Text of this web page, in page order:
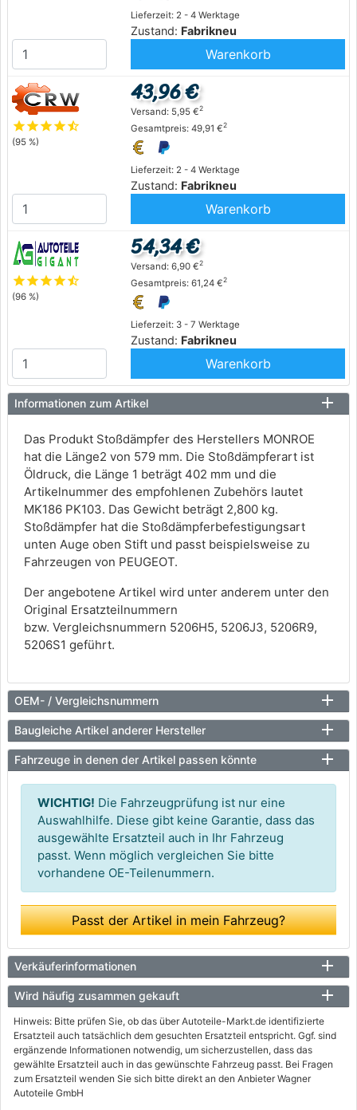
Lieferzeit: 2 - 4 Werktage
Zustand: Fabrikneu
Warenkorb
starstarstarstarstar_half
(95 %)
Lieferzeit: 2 - 4 Werktage
Zustand: Fabrikneu
43,96 €
Versand: 5,95 €2
Gesamtpreis: 49,91 €2
Warenkorb
starstarstarstarstar_half
(96 %)
Lieferzeit: 3 - 7 Werktage
Zustand: Fabrikneu
54,34 €
Versand: 6,90 €2
Gesamtpreis: 61,24 €2
Warenkorb
Informationen zum Artikel
Das Produkt Stoßdämpfer des Herstellers MONROE
hat die Länge2 von 579 mm. Die Stoßdämpferart ist
Öldruck, die Länge 1 beträgt 402 mm und die
Artikelnummer des empfohlenen Zubehörs lautet
MK186 PK103. Das Gewicht beträgt 2,800 kg.
Stoßdämpfer hat die Stoßdämpferbefestigungsart
unten Auge oben Stift und passt beispielsweise zu
Fahrzeugen von PEUGEOT.
Der angebotene Artikel wird unter anderem unter den
Original Ersatzteilnummern
bzw. Vergleichsnummern 5206H5, 5206J3, 5206R9,
5206S1 geführt.
OEM- / Vergleichsnummern
Baugleiche Artikel anderer Hersteller
Fahrzeuge in denen der Artikel passen könnte
WICHTIG! Die Fahrzeugprüfung ist nur eine
Auswahlhilfe. Diese gibt keine Garantie, dass das
ausgewählte Ersatzteil auch in Ihr Fahrzeug
passt. Wenn möglich vergleichen Sie bitte
vorhandene OE-Teilenummern.
Passt der Artikel in mein Fahrzeug?
Verkäuferinformationen
Wird häufig zusammen gekauft
Hinweis: Bitte prüfen Sie, ob das über Autoteile-Markt.de identifizierte
Ersatzteil auch tatsächlich dem gesuchten Ersatzteil entspricht. Ggf. sind
ergänzende Informationen notwendig, um sicherzustellen, dass das
gewählte Ersatzteil auch in das gewünschte Fahrzeug passt. Bei Fragen
zum Ersatzteil wenden Sie sich bitte direkt an den Anbieter Wagner
Autoteile GmbH